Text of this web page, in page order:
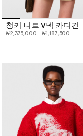
청키 니트 V넥 카디건
인하 전 가격:
₩2,375,000인하된 가격:
₩1,187,500